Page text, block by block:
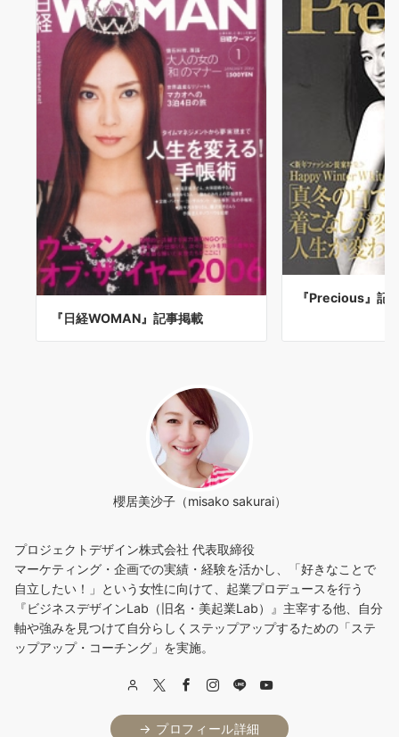
『日経WOMAN』記事掲載
『Precious』記
櫻居美沙子（misako sakurai）
プロジェクトデザイン株式会社 代表取締役
マーケティング・企画での実績・経験を活かし、「好きなことで
自立したい！」という女性に向けて、起業プロデュースを行う
『ビジネスデザインLab（旧名・美起業Lab）』主宰する他、自分
軸や強みを見つけて自分らしくステップアップするための「ステ
ップアップ・コーチング」を実施。
→ プロフィール詳細